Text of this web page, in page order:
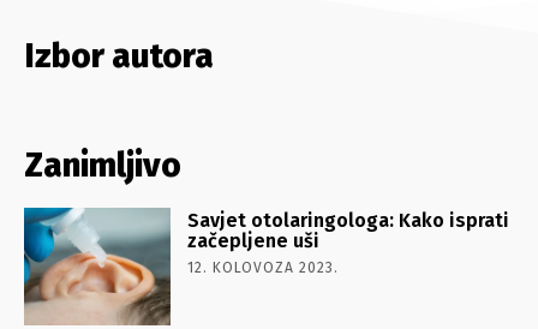
Izbor autora
Zanimljivo
Savjet otolaringologa: Kako isprati
začepljene uši
12. KOLOVOZA 2023.